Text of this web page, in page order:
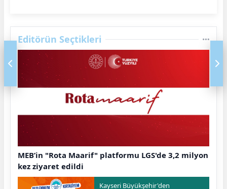
Editörün Seçtikleri
MEB’in "Rota Maarif" platformu LGS'de 3,2 milyon
kez ziyaret edildi
Kayseri Büyükşehir'den